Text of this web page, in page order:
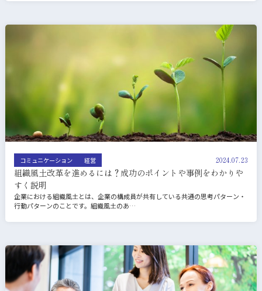
コミュニケーション 経営 2024.07.23
組織風土改革を進めるには？成功のポイントや事例をわかりや
すく説明
企業における組織風土とは、企業の構成員が共有している共通の思考パターン・
行動パターンのことです。組織風土のあ…